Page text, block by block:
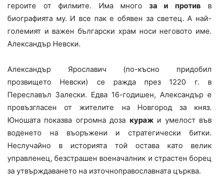
героите от филмите. Има много за и против в
биографията му. И все пак е обявен за светец. А най-
големият и важен български храм носи неговото име.
Александър Невски.
Александър Ярославич (по-късно придобил
прозвището Невски) се ражда през 1220 г. в
Переславъл Залески. Едва 16-годишен, Александър е
провъзгласен от жителите на Новгород за княз.
Юношата показва огромна доза куражи умелост във
воденето на въоръжени и стратегически битки.
Неслучайно в историята той остава като велик
управленец, безстрашен военачалник и страстен борец
за утвърждаването на източноправославната църква.